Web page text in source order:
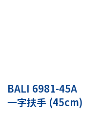
BALI 6981-45A
一字扶手 (45cm)